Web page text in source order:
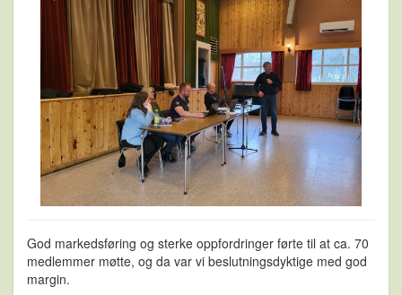
God markedsføring og sterke oppfordringer førte til at ca. 70
medlemmer møtte, og da var vi beslutningsdyktige med god
margin.